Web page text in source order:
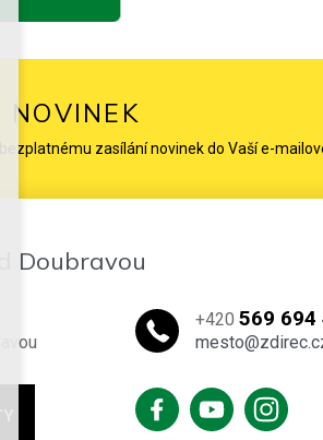
NOVINEK
bezplatnému zasílání novinek do Vaší e-
Doubravou
+420569 694